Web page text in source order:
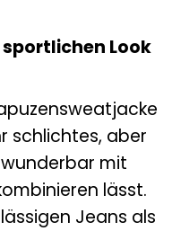
Look
schlichtes, aber
mit
lässt.
Jeans als